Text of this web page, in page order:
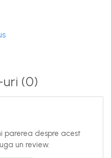
monitorizate
urmatoarele tipuri de
pentru inzalzire acasa,
poate monta Apollo?
cu semnalul
(0)
parerea despre acest
un review.